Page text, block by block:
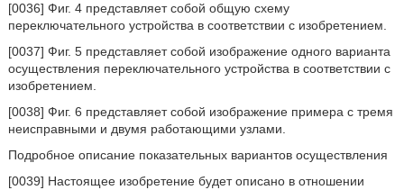
[0036] Фиг. 4 представляет собой общую схему
переключательного устройства в соответствии с изобретением.
[0037] Фиг. 5 представляет собой изображение одного варианта
осуществления переключательного устройства в соответствии с
изобретением.
[0038] Фиг. 6 представляет собой изображение примера с тремя
неисправными и двумя работающими узлами.
Подробное описание показательных вариантов осуществления
[0039] Настоящее изобретение будет описано в отношении